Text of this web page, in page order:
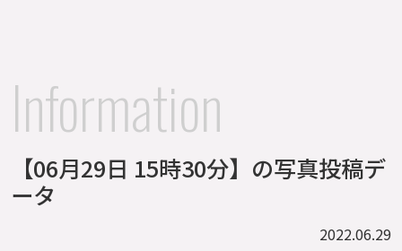
Information
【06月29日 15時30分】の写真投稿デ
ータ
2022.06.29